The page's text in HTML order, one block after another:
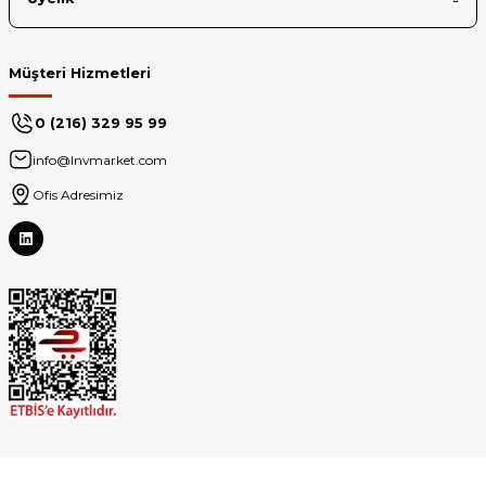
Müşteri Hizmetleri
0 (216) 329 95 99
info@lnvmarket.com
Ofis Adresimiz